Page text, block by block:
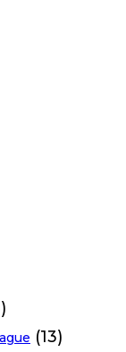
(13)